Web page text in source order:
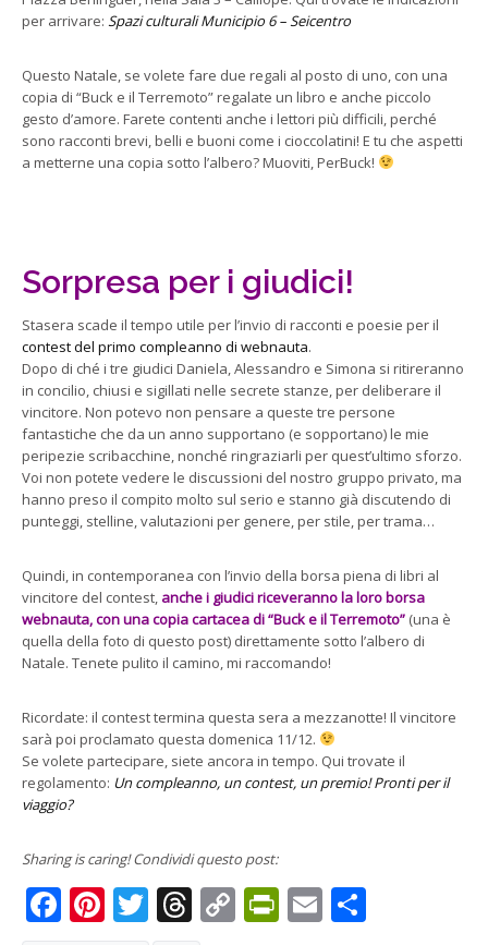
per arrivare: Spazi culturali Municipio 6 – Seicentro
Questo Natale, se volete fare due regali al posto di uno, con una
copia di “Buck e il Terremoto” regalate un libro e anche piccolo
gesto d’amore. Farete contenti anche i lettori più difficili, perché
sono racconti brevi, belli e buoni come i cioccolatini! E tu che aspetti
a metterne una copia sotto l’albero? Muoviti, PerBuck!
Sorpresa per i giudici!
Stasera scade il tempo utile per l’invio di racconti e poesie per il
contest del primo compleanno di webnauta.
Dopo di ché i tre giudici Daniela, Alessandro e Simona si ritireranno
in concilio, chiusi e sigillati nelle secrete stanze, per deliberare il
vincitore. Non potevo non pensare a queste tre persone
fantastiche che da un anno supportano (e sopportano) le mie
peripezie scribacchine, nonché ringraziarli per quest’ultimo sforzo.
Voi non potete vedere le discussioni del nostro gruppo privato, ma
hanno preso il compito molto sul serio e stanno già discutendo di
punteggi, stelline, valutazioni per genere, per stile, per trama…
Quindi, in contemporanea con l’invio della borsa piena di libri al
vincitore del contest, anche i giudici riceveranno la loro borsa
webnauta, con una copia cartacea di “Buck e il Terremoto” (una è
quella della foto di questo post) direttamente sotto l’albero di
Natale. Tenete pulito il camino, mi raccomando!
Ricordate: il contest termina questa sera a mezzanotte! Il vincitore
sarà poi proclamato questa domenica 11/12.
Se volete partecipare, siete ancora in tempo. Qui trovate il
regolamento: Un compleanno, un contest, un premio! Pronti per il
viaggio?
Sharing is caring! Condividi questo post:
Facebook
Pinterest
Twitter
Threads
CopyPrintFriendly
Email